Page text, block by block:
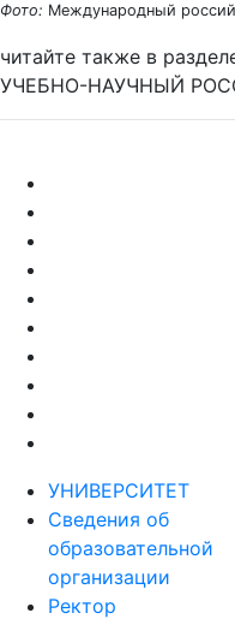
Фото: Международный
читайте также в
УЧЕБНО-НАУЧНЫЙ
УНИВЕРСИТЕТ
Сведения об
образовательной
организации
Ректор